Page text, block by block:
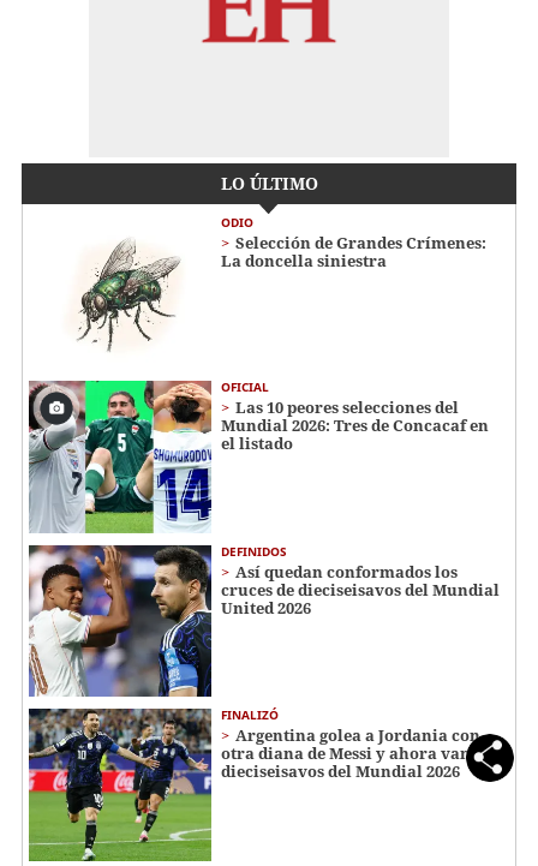
LO ÚLTIMO
ODIO
Selección de Grandes Crímenes:
La doncella siniestra
OFICIAL
Las 10 peores selecciones del
Mundial 2026: Tres de Concacaf en
el listado
DEFINIDOS
Así quedan conformados los
cruces de dieciseisavos del Mundial
United 2026
FINALIZÓ
Argentina golea a Jordania con
otra diana de Messi y ahora van a
dieciseisavos del Mundial 2026